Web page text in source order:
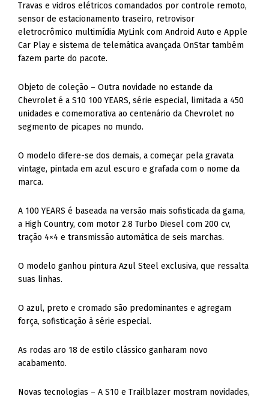
Travas e vidros elétricos comandados por controle remoto,
sensor de estacionamento traseiro, retrovisor
eletrocrômico multimídia MyLink com Android Auto e Apple
Car Play e sistema de telemática avançada OnStar também
fazem parte do pacote.
Objeto de coleção – Outra novidade no estande da
Chevrolet é a S10 100 YEARS, série especial, limitada a 450
unidades e comemorativa ao centenário da Chevrolet no
segmento de picapes no mundo.
O modelo difere-se dos demais, a começar pela gravata
vintage, pintada em azul escuro e grafada com o nome da
marca.
A 100 YEARS é baseada na versão mais sofisticada da gama,
a High Country, com motor 2.8 Turbo Diesel com 200 cv,
tração 4×4 e transmissão automática de seis marchas.
O modelo ganhou pintura Azul Steel exclusiva, que ressalta
suas linhas.
O azul, preto e cromado são predominantes e agregam
força, sofisticação à série especial.
As rodas aro 18 de estilo clássico ganharam novo
acabamento.
Novas tecnologias – A S10 e Trailblazer mostram novidades,